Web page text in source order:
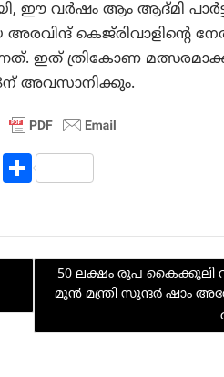
ഈ വർഷം ആം ആദ്മി
കെജ്‌രിവാളിന്റെ
ഇത് ത്രികോണ
അവസാനിക്കും.
R S
ar
e
50 ലക്ഷം രൂപ കൈക്കൂലി
മുൻ മന്ത്രി സുന്ദർ ഷാം